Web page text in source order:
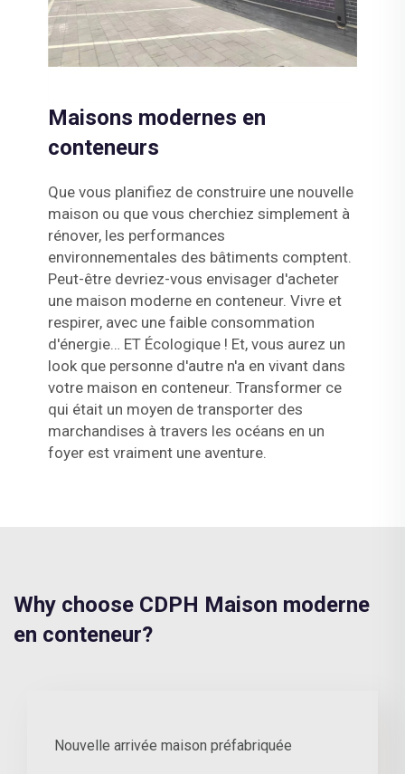
Maisons modernes en
conteneurs
Que vous planifiez de construire une nouvelle
maison ou que vous cherchiez simplement à
rénover, les performances
environnementales des bâtiments comptent.
Peut-être devriez-vous envisager d'acheter
une maison moderne en conteneur. Vivre et
respirer, avec une faible consommation
d'énergie… ET Écologique ! Et, vous aurez un
look que personne d'autre n'a en vivant dans
votre maison en conteneur. Transformer ce
qui était un moyen de transporter des
marchandises à travers les océans en un
foyer est vraiment une aventure.
Why choose CDPH Maison moderne
en conteneur?
Nouvelle arrivée maison préfabriquée